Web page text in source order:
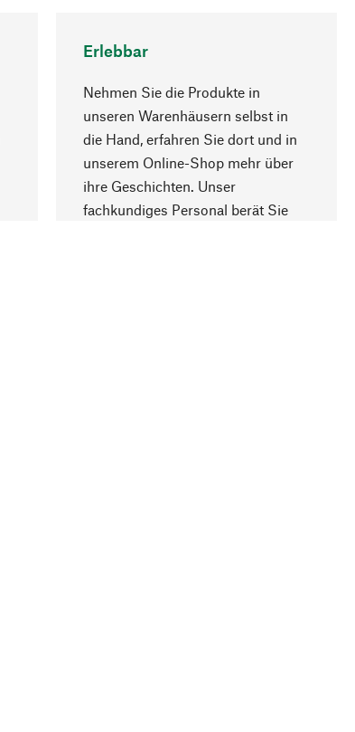
Erlebbar
Nehmen Sie die Produkte in
unseren Warenhäusern selbst in
die Hand, erfahren Sie dort und in
unserem Online-Shop mehr über
ihre Geschichten. Unser
fachkundiges Personal berät Sie